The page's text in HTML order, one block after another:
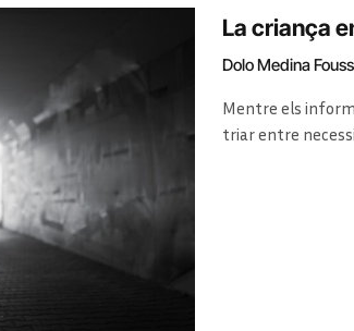
La criança
Dolo Medina
Mentre els
triar entre